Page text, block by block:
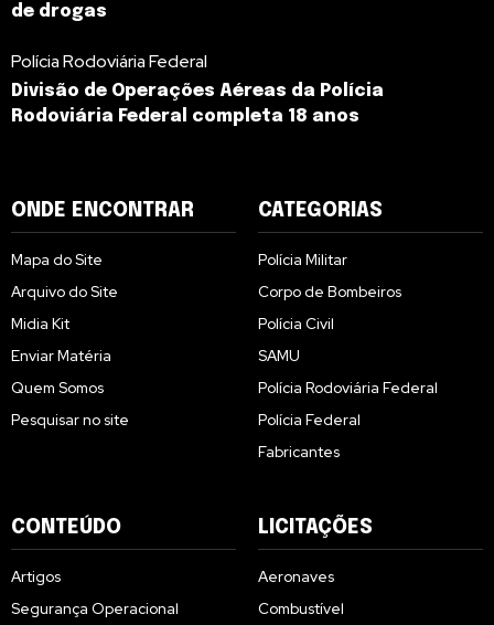
de drogas
Polícia Rodoviária Federal
Divisão de Operações Aéreas da Polícia
Rodoviária Federal completa 18 anos
ONDE ENCONTRAR
Mapa do Site
Arquivo do Site
Midia Kit
Enviar Matéria
Quem Somos
Pesquisar no site
CATEGORIAS
Polícia Militar
Corpo de Bombeiros
Polícia Civil
SAMU
Polícia Rodoviária Federal
Polícia Federal
Fabricantes
CONTEÚDO
Artigos
Segurança Operacional
LICITAÇÕES
Aeronaves
Combustível